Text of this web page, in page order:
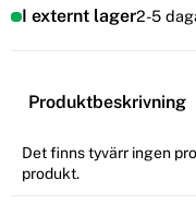
I externt lager2-5
Produktbeskrivning
Det finns tyvärr ingen
produkt.